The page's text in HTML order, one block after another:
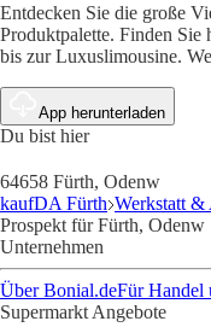
Entdecken Sie die große
Produktpalette. Finden
bis zur Luxuslimousine.
App herunterladen
Du bist hier
64658 Fürth, Odenw
kaufDA Fürth Werkstatt &
Prospekt für Fürth, Odenw
Unternehmen
Über Bonial.deFür Handel
Supermarkt Angebote